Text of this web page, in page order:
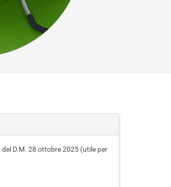
D.M. 28 ottobre 2025 (utile per